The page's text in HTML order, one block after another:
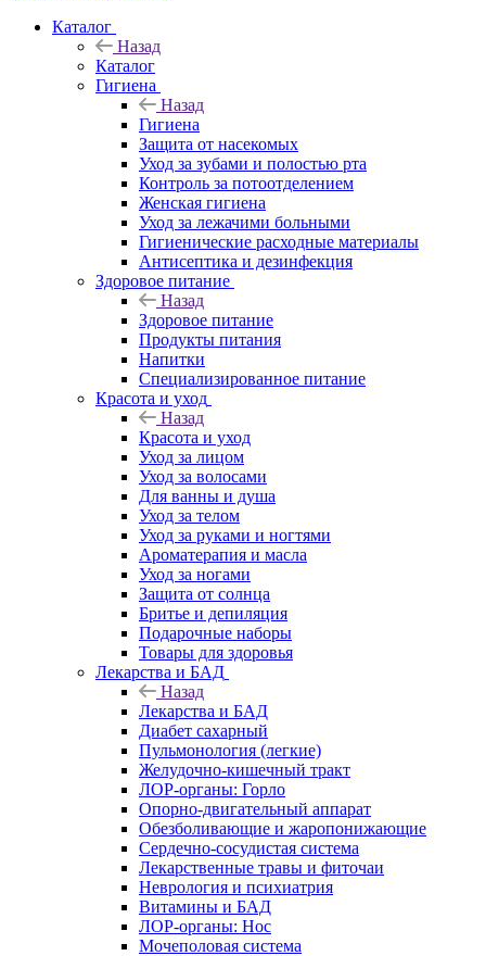
Каталог
Назад
Каталог
Гигиена
Назад
Гигиена
Защита от насекомых
Уход за зубами и полостью рта
Контроль за потоотделением
Женская гигиена
Уход за лежачими больными
Гигиенические расходные материалы
Антисептика и дезинфекция
Здоровое питание
Назад
Здоровое питание
Продукты питания
Напитки
Специализированное питание
Красота и уход
Назад
Красота и уход
Уход за лицом
Уход за волосами
Для ванны и душа
Уход за телом
Уход за руками и ногтями
Ароматерапия и масла
Уход за ногами
Защита от солнца
Бритье и депиляция
Подарочные наборы
Товары для здоровья
Лекарства и БАД
Назад
Лекарства и БАД
Диабет сахарный
Пульмонология (легкие)
Желудочно-кишечный тракт
ЛОР-органы: Горло
Опорно-двигательный аппарат
Обезболивающие и жаропонижающие
Сердечно-сосудистая система
Лекарственные травы и фиточаи
Неврология и психиатрия
Витамины и БАД
ЛОР-органы: Нос
Мочеполовая система